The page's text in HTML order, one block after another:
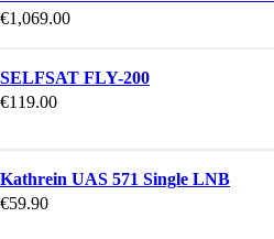
€1,069.00
SELFSAT FLY-200
€119.00
Kathrein UAS 571 Single LNB
€59.90